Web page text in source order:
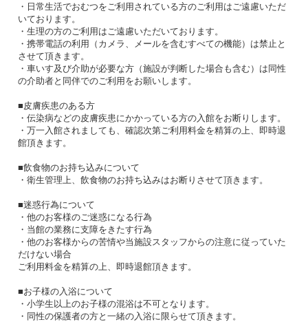
・日常生活でおむつをご利用されている方のご利用はご遠慮いただ
いております。
・生理の方のご利用はご遠慮いただいております。
・携帯電話の利用（カメラ、メールを含むすべての機能）は禁止と
させて頂きます。
・車いす及び介助が必要な方（施設が判断した場合も含む）は同性
の介助者と同伴でのご利用をお願いします。
■皮膚疾患のある方
・伝染病などの皮膚疾患にかかっている方の入館をお断りします。
・万一入館されましても、確認次第ご利用料金を精算の上、即時退
館頂きます。
■飲食物のお持ち込みについて
・衛生管理上、飲食物のお持ち込みはお断りさせて頂きます。
■迷惑行為について
・他のお客様のご迷惑になる行為
・当館の業務に支障をきたす行為
・他のお客様からの苦情や当施設スタッフからの注意に従っていた
だけない場合
ご利用料金を精算の上、即時退館頂きます。
■お子様の入浴について
・小学生以上のお子様の混浴は不可となります。
・同性の保護者の方と一緒の入浴に限らせて頂きます。